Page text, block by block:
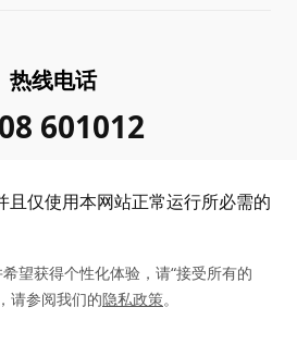
热线电话
601012
隆基绿能科技股份有限公司
且仅使用本网站正常运行所必需的
望获得个性化体验，请“接受所有的
请参阅我们的隐私政策。